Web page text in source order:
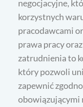
negocjacyjne,
korzystnych
pracodawcami
prawa pracy
zatrudnienia to
który pozwoli
zapewnić
obowiązującymi